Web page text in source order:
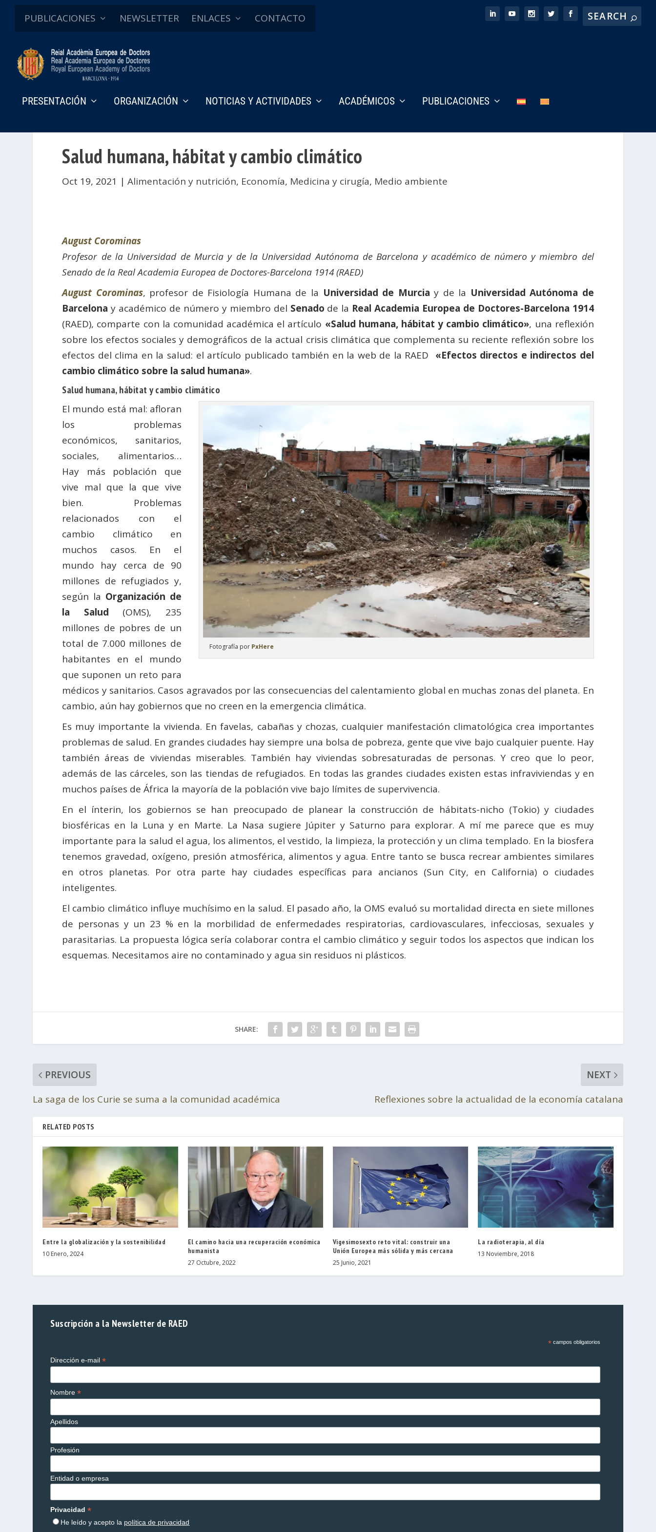
PUBLICACIONES NEWSLETTER ENLACES CONTACTO
PRESENTACIÓN ORGANIZACIÓN NOTICIAS Y ACTIVIDADES ACADÉMICOS PUBLICACIONES
Salud humana, hábitat y cambio climático
Oct 19, 2021 |Alimentación y nutrición, Economía, Medicina y cirugía, Medio ambiente
August Corominas
Profesor de la Universidad de Murcia y de la Universidad Autónoma de Barcelona y académico de número y miembro del
Senado de la Real Academia Europea de Doctores-Barcelona 1914 (RAED)
August Corominas, profesor de Fisiología Humana de la Universidad de Murcia y de la Universidad Autónoma de
Barcelonay académico de número y miembro del Senado de la Real Academia Europea de Doctores-Barcelona 1914
(RAED), comparte con la comunidad académica el artículo «Salud humana, hábitat y cambio climático», una reflexión
sobre los efectos sociales y demográficos de la actual crisis climática que complementa su reciente reflexión sobre los
efectos del clima en la salud: el artículo publicado también en la web de la RAED «Efectos directos e indirectos del
cambio climático sobre la salud humana».
Salud humana, hábitat y cambio climático
Fotografía por PxHere
El mundo está mal: afloran
los problemas
económicos, sanitarios,
sociales, alimentarios…
Hay más población que
vive mal que la que vive
bien. Problemas
relacionados con el
cambio climático en
muchos casos. En el
mundo hay cerca de 90
millones de refugiados y,
según la Organización de
la Salud (OMS), 235
millones de pobres de un
total de 7.000 millones de
habitantes en el mundo
que suponen un reto para
médicos y sanitarios. Casos agravados por las consecuencias del calentamiento global en muchas zonas del planeta. En
cambio, aún hay gobiernos que no creen en la emergencia climática.
Es muy importante la vivienda. En favelas, cabañas y chozas, cualquier manifestación climatológica crea importantes
problemas de salud. En grandes ciudades hay siempre una bolsa de pobreza, gente que vive bajo cualquier puente. Hay
también áreas de viviendas miserables. También hay viviendas sobresaturadas de personas. Y creo que lo peor,
además de las cárceles, son las tiendas de refugiados. En todas las grandes ciudades existen estas infraviviendas y en
muchos países de África la mayoría de la población vive bajo límites de supervivencia.
En el ínterin, los gobiernos se han preocupado de planear la construcción de hábitats-nicho (Tokio) y ciudades
biosféricas en la Luna y en Marte. La Nasa sugiere Júpiter y Saturno para explorar. A mí me parece que es muy
importante para la salud el agua, los alimentos, el vestido, la limpieza, la protección y un clima templado. En la biosfera
tenemos gravedad, oxígeno, presión atmosférica, alimentos y agua. Entre tanto se busca recrear ambientes similares
en otros planetas. Por otra parte hay ciudades específicas para ancianos (Sun City, en California) o ciudades
inteligentes.
El cambio climático influye muchísimo en la salud. El pasado año, la OMS evaluó su mortalidad directa en siete millones
de personas y un 23 % en la morbilidad de enfermedades respiratorias, cardiovasculares, infecciosas, sexuales y
parasitarias. La propuesta lógica sería colaborar contra el cambio climático y seguir todos los aspectos que indican los
esquemas. Necesitamos aire no contaminado y agua sin residuos ni plásticos.
SHARE:
PREVIOUS
La saga de los Curie se suma a la comunidad académica
NEXT
Reflexiones sobre la actualidad de la economía catalana
RELATED POSTS
Entre la globalización y la sostenibilidad
10 Enero, 2024
El camino hacia una recuperación económica
humanista
27 Octubre, 2022
Vigesimosexto reto vital: construir una
Unión Europea más sólida y más cercana
25 Junio, 2021
La radioterapia, al día
13 Noviembre, 2018
Suscripción a la Newsletter de RAED
*campos obligatorios
Dirección e-mail*
Nombre*
Apellidos
Profesión
Entidad o empresa
Privacidad*
He leído y acepto la política de privacidad